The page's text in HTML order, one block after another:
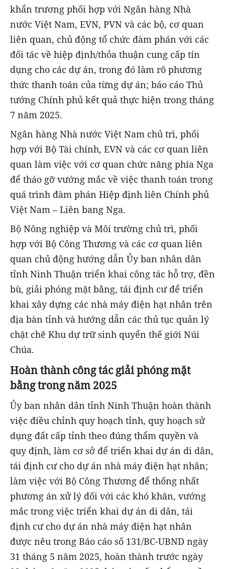
khẩn trương phối hợp với Ngân hàng Nhà
nước Việt Nam, EVN, PVN và các bộ, cơ quan
liên quan, chủ động tổ chức đàm phán với các
đối tác về hiệp định/thỏa thuận cung cấp tín
dụng cho các dự án, trong đó làm rõ phương
thức thanh toán của từng dự án; báo cáo Thủ
tướng Chính phủ kết quả thực hiện trong tháng
7 năm 2025.
Ngân hàng Nhà nước Việt Nam chủ trì, phối
hợp với Bộ Tài chính, EVN và các cơ quan liên
quan làm việc với cơ quan chức năng phía Nga
để tháo gỡ vướng mắc về việc thanh toán trong
quá trình đàm phán Hiệp định liên Chính phủ
Việt Nam – Liên bang Nga.
Bộ Nông nghiệp và Môi trường chủ trì, phối
hợp với Bộ Công Thương và các cơ quan liên
quan chủ động hướng dẫn Ủy ban nhân dân
tỉnh Ninh Thuận triển khai công tác hỗ trợ, đền
bù, giải phóng mặt bằng, tái định cư để triển
khai xây dựng các nhà máy điện hạt nhân trên
địa bàn tỉnh và hướng dẫn các thủ tục quản lý
chặt chẽ Khu dự trữ sinh quyển thế giới Núi
Chúa.
Hoàn thành công tác giải phóng mặt
bằng trong năm 2025
Ủy ban nhân dân tỉnh Ninh Thuận hoàn thành
việc điều chỉnh quy hoạch tỉnh, quy hoạch sử
dụng đất cấp tỉnh theo đúng thẩm quyền và
quy định, làm cơ sở để triển khai dự án di dân,
tái định cư cho dự án nhà máy điện hạt nhân;
làm việc với Bộ Công Thương để thống nhất
phương án xử lý đối với các khó khăn, vướng
mắc trong việc triển khai dự án di dân, tái
định cư cho dự án nhà máy điện hạt nhân
được nêu trong Báo cáo số 131/BC-UBND ngày
31 tháng 5 năm 2025, hoàn thành trước ngày